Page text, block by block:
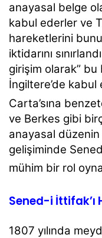
anayasal belge
kabul ederler ve
hareketlerini
iktidarını
girişim olarak” bu
İngiltere’de
Carta’sına
ve Berkes gibi
anayasal düzenin
gelişiminde
mühim bir rol
Sened-i İttifak’ı
1807 yılında